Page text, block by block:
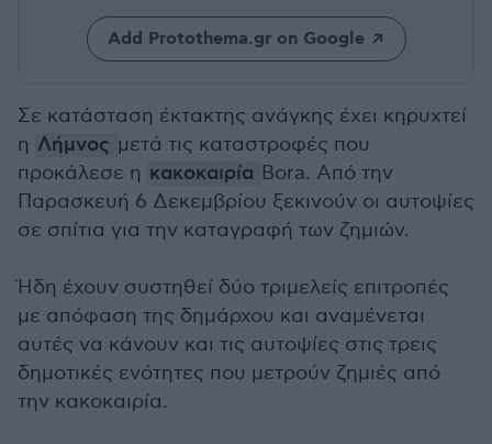
Add Protothema.gr on Google
Σε κατάσταση έκτακτης ανάγκης έχει κηρυχτεί
η Λήμνος μετά τις καταστροφές που
προκάλεσε η κακοκαιρία Bora. Από την
Παρασκευή 6 Δεκεμβρίου ξεκινούν οι αυτοψίες
σε σπίτια για την καταγραφή των ζημιών.
Ήδη έχουν συστηθεί δύο τριμελείς επιτροπές
με απόφαση της δημάρχου και αναμένεται
αυτές να κάνουν και τις αυτοψίες στις τρεις
δημοτικές ενότητες που μετρούν ζημιές από
την κακοκαιρία.